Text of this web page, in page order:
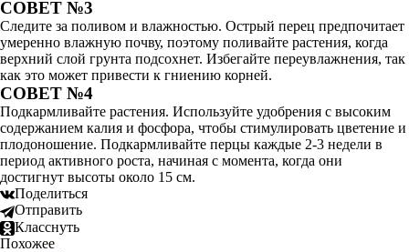
СОВЕТ №3
Следите за поливом и влажностью. Острый перец предпочитает
умеренно влажную почву, поэтому поливайте растения, когда
верхний слой грунта подсохнет. Избегайте переувлажнения, так
как это может привести к гниению корней.
СОВЕТ №4
Подкармливайте растения. Используйте удобрения с высоким
содержанием калия и фосфора, чтобы стимулировать цветение и
плодоношение. Подкармливайте перцы каждые 2-3 недели в
период активного роста, начиная с момента, когда они
достигнут высоты около 15 см.
Поделиться
Отправить
Класснуть
Похожее